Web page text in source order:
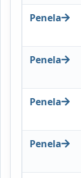
Penela
Penela
Penela
Penela